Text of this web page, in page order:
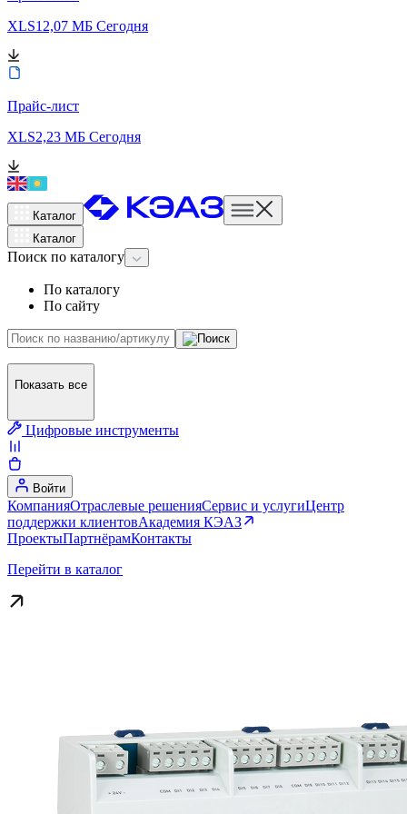
XLS12,07 МБ Сегодня
Прайс-лист
XLS2,23 МБ Сегодня
Каталог
Каталог
Поиск по каталогу
По каталогу
По сайту
Показать все
Цифровые инструменты
Войти
КомпанияОтраслевые решенияСервис и услугиЦентр
поддержки клиентовАкадемия КЭАЗ
ПроектыПартнёрамКонтакты
Перейти в каталог